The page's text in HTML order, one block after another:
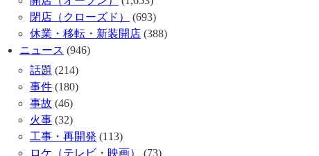
閉店（クローズド）
(693)
休業・移転・新装開店 (388)
ニュース (946)
話題 (214)
事件 (180)
事故 (46)
火事 (32)
工事・再開発 (113)
ロケ（テレビ・映画）
(73)